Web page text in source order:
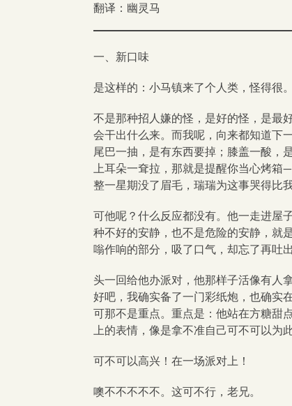
翻译：幽灵马
一、新口味
是这样的：小马镇来了个人类，怪得很。
不是那种招人嫌的怪，是好的怪，是
会干出什么来。而我呢，向来都知道下
尾巴一抽，是有东西要掉；膝盖一酸，
上耳朵一耷拉，那就是提醒你当心烤
整一星期没了眉毛，瑞瑞为这事哭得比我
可他呢？什么反应都没有。他一走进屋
种不好的安静，也不是危险的安静，
嗡作响的部分，吸了口气，却忘了再吐出
头一回给他办派对，他那样子活像有人
好吧，我确实备了一门彩纸炮，也确
可那不是重点。重点是：他站在方糖甜
上的表情，像是拿不准自己可不可以为此
可不可以高兴！在一场派对上！
噢不不不不不。这可不行，老兄。